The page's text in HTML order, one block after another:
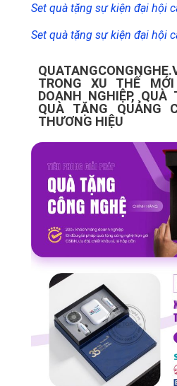
Set quà tặng sự kiện đại hội
Set quà tặng sự kiện đại hội
TRONG XU THẾ
DOANH NGHIỆP,
QUÀ TẶNG QUẢNG
THƯƠNG HIỆU